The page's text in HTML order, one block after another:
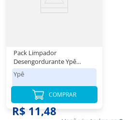
Pack Limpador
Desengordurante Ypê
Squeeze 4 Unidades 500ml
Cada
Ypê
R$ 11,48
COMPRAR